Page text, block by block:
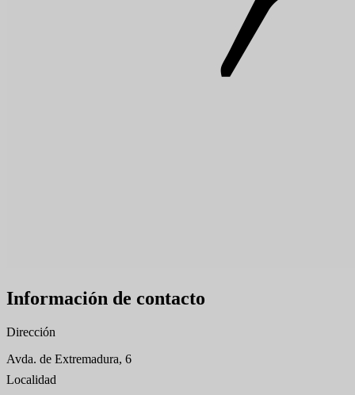
Información de contacto
Dirección
Avda. de Extremadura, 6
Localidad